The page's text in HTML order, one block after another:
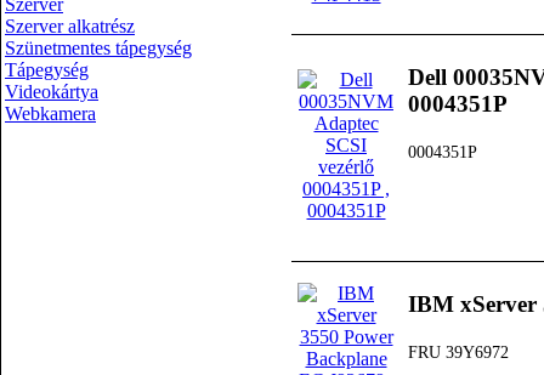
Szerver
Szerver alkatrész
Szünetmentes tápegység
Tápegység
Videokártya
Webkamera
Dell
0004351P
0004351P
IBM xServer
FRU 39Y6972